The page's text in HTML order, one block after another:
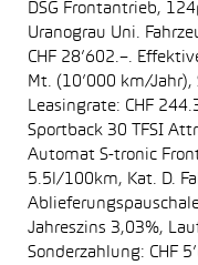
DSG Frontantrieb,
Uranograu Uni.
CHF 28’602.–.
Mt. (10’000 km/Jahr),
Leasingrate: CHF
Sportback 30 TFSI
Automat S-tronic
5.5l/100km, Kat. D.
Jahreszins 3,03%,
Sonderzahlung: CHF